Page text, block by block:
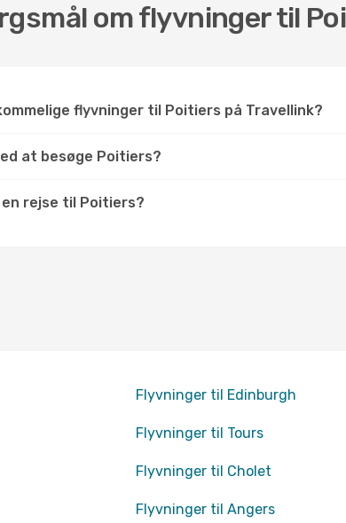
om flyvninger til
flyvninger til Poitiers på Travellink?
at besøge Poitiers?
rejse til Poitiers?
Flyvninger til Edinburgh
Flyvninger til Tours
Flyvninger til Cholet
Flyvninger til Angers